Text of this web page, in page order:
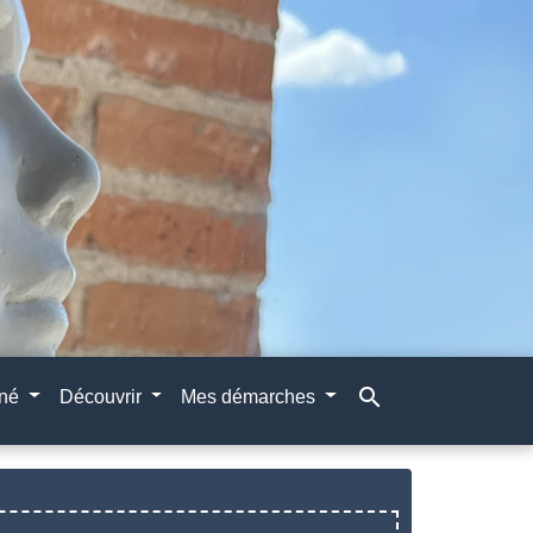
Découvrir Mes démarches search